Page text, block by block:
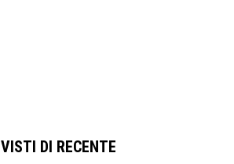
VISTI DI RECENTE